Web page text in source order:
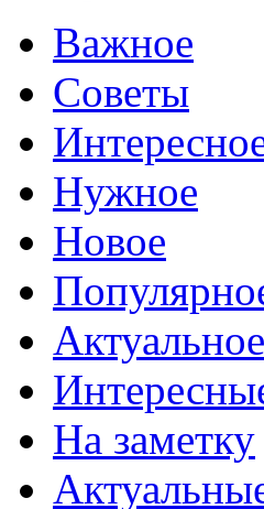
Важное
Советы
Нужное
Новое
Актуальное
На заметку